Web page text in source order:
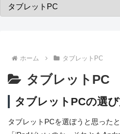
ホーム タブレットPC
タブレットPC
タブレットPCの選
タブレットPCを選ぼうと思った